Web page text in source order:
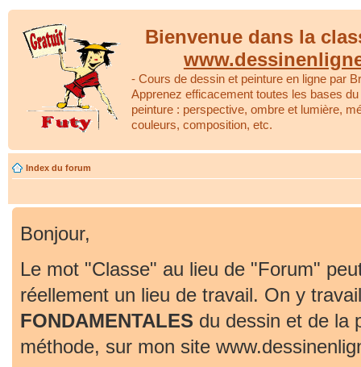
Bienvenue dans la
- Cours de dessin et peinture en ligne par
Apprenez efficacement toutes les bases
peinture : perspective, ombre et lumière,
couleurs, composition, etc.
Index du forum
Bonjour,
Le mot "Classe" au lieu de "Forum"
réellement un lieu de travail. On y
FONDAMENTALES du dessin et de la
méthode, sur mon site